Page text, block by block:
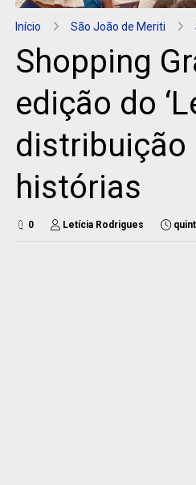
Início São João de Meriti
Shopping
edição do
distribuição
histórias
0 Letícia Rodrigues